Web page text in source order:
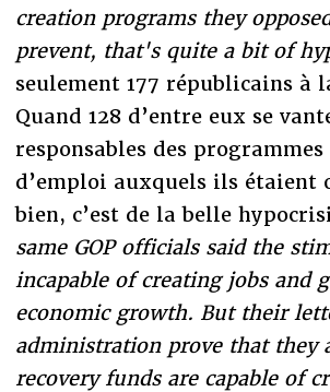
creation programs they
prevent, that's quite a bit of
seulement 177 républicains à
Quand 128 d’entre eux se
responsables des
d’emploi auxquels ils étaient
bien, c’est de la belle
same GOP officials said the
incapable of creating jobs and
economic growth. But their
administration prove that they
recovery funds are capable of